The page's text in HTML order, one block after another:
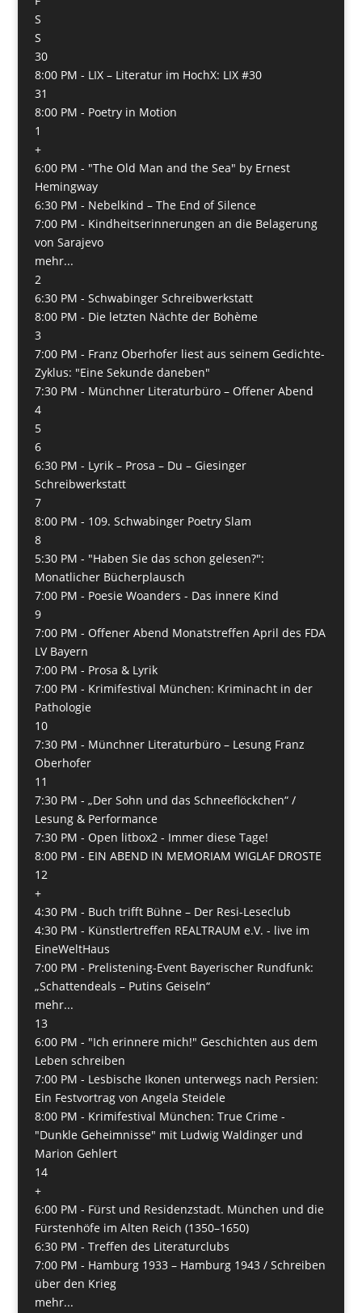
S
S
30
8:00 PM - LIX – Literatur im HochX: LIX #30
31
8:00 PM - Poetry in Motion
1
+
6:00 PM - "The Old Man and the Sea" by Ernest
Hemingway
6:30 PM - Nebelkind – The End of Silence
7:00 PM - Kindheitserinnerungen an die Belagerung
von Sarajevo
mehr...
2
6:30 PM - Schwabinger Schreibwerkstatt
8:00 PM - Die letzten Nächte der Bohème
3
7:00 PM - Franz Oberhofer liest aus seinem Gedichte-
Zyklus: "Eine Sekunde daneben"
7:30 PM - Münchner Literaturbüro – Offener Abend
4
5
6
6:30 PM - Lyrik – Prosa – Du – Giesinger
Schreibwerkstatt
7
8:00 PM - 109. Schwabinger Poetry Slam
8
5:30 PM - "Haben Sie das schon gelesen?":
Monatlicher Bücherplausch
7:00 PM - Poesie Woanders - Das innere Kind
9
7:00 PM - Offener Abend Monatstreffen April des FDA
LV Bayern
7:00 PM - Prosa & Lyrik
7:00 PM - Krimifestival München: Kriminacht in der
Pathologie
10
7:30 PM - Münchner Literaturbüro – Lesung Franz
Oberhofer
11
7:30 PM - „Der Sohn und das Schneeflöckchen“ /
Lesung & Performance
7:30 PM - Open litbox2 - Immer diese Tage!
8:00 PM - EIN ABEND IN MEMORIAM WIGLAF DROSTE
12
+
4:30 PM - Buch trifft Bühne – Der Resi-Leseclub
4:30 PM - Künstlertreffen REALTRAUM e.V. - live im
EineWeltHaus
7:00 PM - Prelistening-Event Bayerischer Rundfunk:
„Schattendeals – Putins Geiseln“
mehr...
13
6:00 PM - "Ich erinnere mich!" Geschichten aus dem
Leben schreiben
7:00 PM - Lesbische Ikonen unterwegs nach Persien:
Ein Festvortrag von Angela Steidele
8:00 PM - Krimifestival München: True Crime -
"Dunkle Geheimnisse" mit Ludwig Waldinger und
Marion Gehlert
14
+
6:00 PM - Fürst und Residenzstadt. München und die
Fürstenhöfe im Alten Reich (1350–1650)
6:30 PM - Treffen des Literaturclubs
7:00 PM - Hamburg 1933 – Hamburg 1943 / Schreiben
über den Krieg
mehr...